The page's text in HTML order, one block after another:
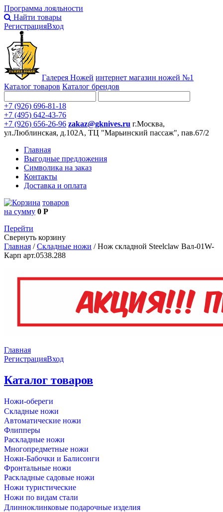
Программа лояльности
Найти товары
РегистрацияВход
Галерея Ножей интернет магазин ножей №1
Каталог товаров Каталог брендов
+7 (926) 696-81-18
+7 (495) 642-43-76
+7 (926) 656-26-96 zakaz@gknives.ru г.Москва,
ул.Люблинская, д.102А, ТЦ "Марьинский пассаж", пав.67/2
Главная
Выгодные предложения
Символика на заказ
Контакты
Доставка и оплата
товаров
на сумму 0 Р
Перейти
Свернуть корзину
Главная /Складные ножи /Нож складной Steelclaw Вал-01W-
Карп арт.0538.288
Главная
РегистрацияВход
Каталог товаров
Ножи-обереги
Складные ножи
Автоматические ножи
Флипперы
Раскладные ножи
Многопредметные ножи
Ножи-Бабочки и Балисонги
Фронтальные ножи
Раскладные садовые ножи
Ножи туристические
Ножи по видам стали
Длинноклинковые подарочные изделия